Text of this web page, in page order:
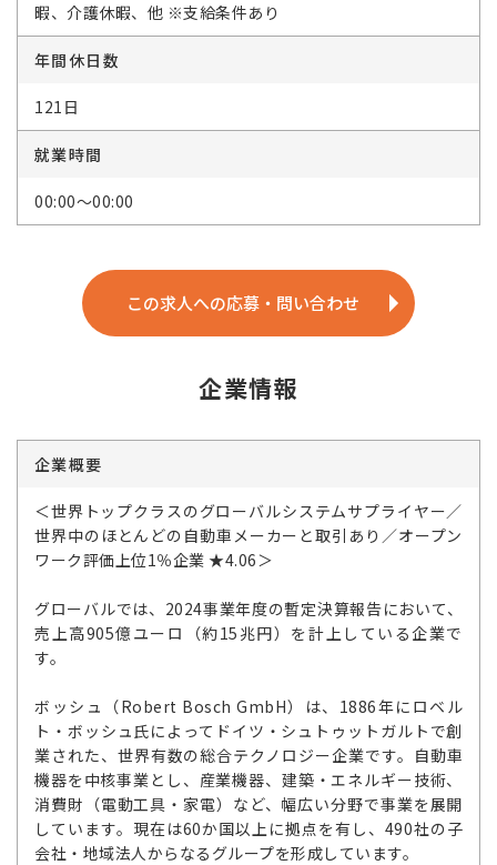
暇、介護休暇、他 ※支給条件あり
年間休日数
121日
就業時間
00:00～00:00
この求人への応募・問い合わせ
企業情報
企業概要
＜世界トップクラスのグローバルシステムサプライヤー／
世界中のほとんどの自動車メーカーと取引あり／オープン
ワーク評価上位1％企業 ★4.06＞
グローバルでは、2024事業年度の暫定決算報告において、
売上高905億ユーロ（約15兆円）を計上している企業で
す。
ボッシュ（Robert Bosch GmbH）は、1886年にロベル
ト・ボッシュ氏によってドイツ・シュトゥットガルトで創
業された、世界有数の総合テクノロジー企業です。自動車
機器を中核事業とし、産業機器、建築・エネルギー技術、
消費財（電動工具・家電）など、幅広い分野で事業を展開
しています。現在は60か国以上に拠点を有し、490社の子
会社・地域法人からなるグループを形成しています。